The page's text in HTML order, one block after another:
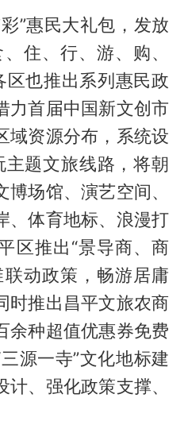
”惠民大礼包，发放
住、行、游、购、
区也推出系列惠民政
力首届中国新文创市
域资源分布，系统设
主题文旅线路，将朝
场馆、演艺空间、
、体育地标、浪漫打
区推出“景导商、商
动政策，畅游居庸
时推出昌平文旅农商
余种超值优惠券免费
源一寺”文化地标建
、强化政策支撑、